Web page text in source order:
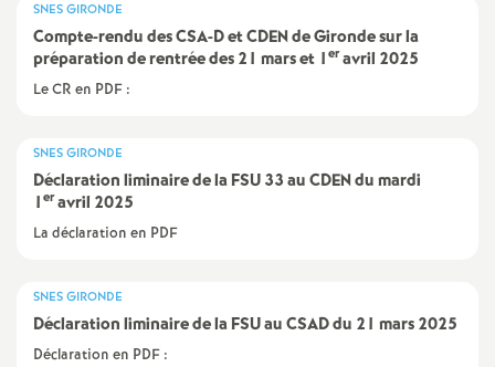
t
n
l
SNES GIRONDE
Compte-rendu des CSA-D et CDEN de Gironde sur la
préparation de rentrée des 21 mars et 1eravril 2025
Le CR en PDF :
SNES GIRONDE
Déclaration liminaire de la FSU 33 au CDEN du mardi
1eravril 2025
La déclaration en PDF
SNES GIRONDE
Déclaration liminaire de la FSU au CSAD du 21 mars 2025
Déclaration en PDF :